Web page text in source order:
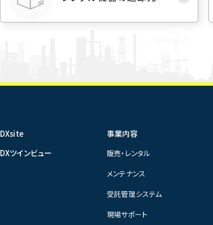
DXsite
DXツインビュー
事業内容
販売・レンタル
メンテナンス
受託管理システム
現場サポート